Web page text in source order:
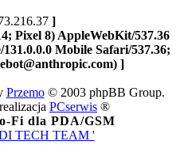
]
Pixel 8) AppleWebKit/537.36
Mobile Safari/537.36;
]
Przemo© 2003 phpBB Group.
PCserwis ®
Fi dla PDA/GSM
TECH TEAM '